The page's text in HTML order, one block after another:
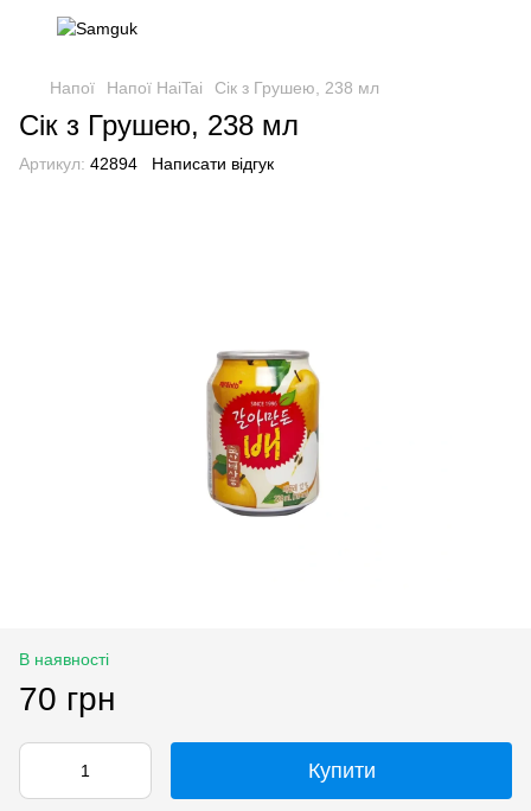
Напої Напої HaiTai Сік з Грушею, 238 мл
Сік з Грушею, 238 мл
Артикул: 42894 Написати відгук
В наявності
70 грн
Купити